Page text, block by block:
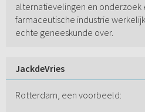
alternatievelingen en onderzoek
farmaceutische industrie
echte geneeskunde over.
JackdeVries
Rotterdam, een voorbeeld: